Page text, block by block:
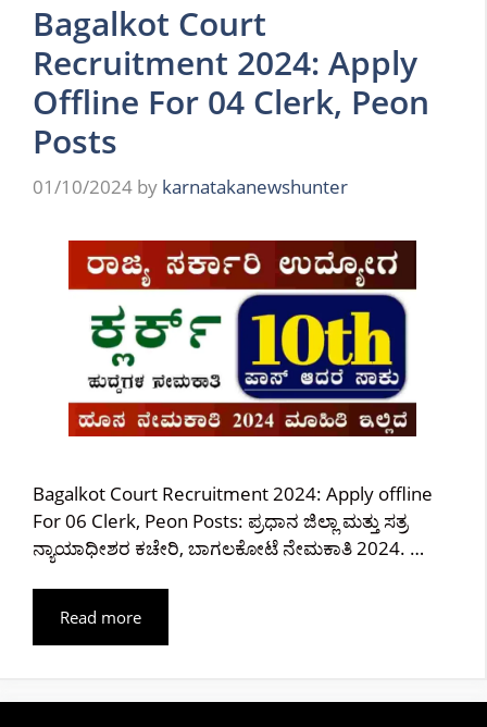
Bagalkot Court
Recruitment 2024: Apply
Offline For 04 Clerk, Peon
Posts
01/10/2024 by karnatakanewshunter
Bagalkot Court Recruitment 2024: Apply offline
For 06 Clerk, Peon Posts: ಪ್ರಧಾನ ಜಿಲ್ಲಾ ಮತ್ತು ಸತ್ರ
ನ್ಯಾಯಾಧೀಶರ ಕಚೇರಿ, ಬಾಗಲಕೋಟೆ ನೇಮಕಾತಿ 2024. …
Read more